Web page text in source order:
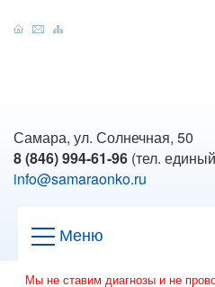
Самара, ул. Солнечная, 50
8 (846) 994-61-96 (тел.
info@samaraonko.ru
Меню
Мы не ставим диагнозы и не